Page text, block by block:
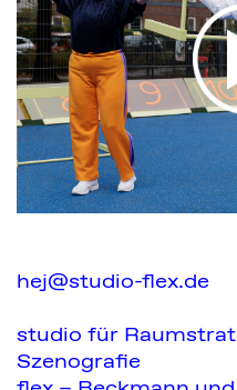
hej@studio-flex.de
studio für
Szenografie